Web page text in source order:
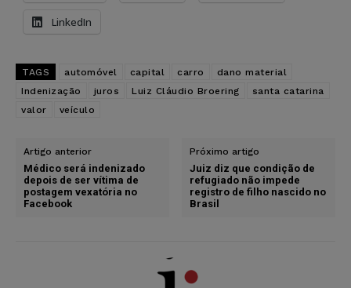
LinkedIn
TAGS automóvel capital carro
dano material
Indenização
juros Luiz Cláudio Broering
santa catarina
valor
veículo
Artigo anterior
Médico será indenizado
depois de ser vítima de
postagem vexatória no
Facebook
Próximo artigo
Juiz diz que condição de
refugiado não impede
registro de filho nascido no
Brasil